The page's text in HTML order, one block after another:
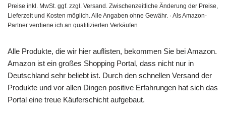
Preise inkl. MwSt. ggf. zzgl. Versand. Zwischenzeitliche Änderung der Preise,
Lieferzeit und Kosten möglich. Alle Angaben ohne Gewähr. · Als Amazon-
Partner verdiene ich an qualifizierten Verkäufen
Alle Produkte, die wir hier auflisten, bekommen Sie bei Amazon.
Amazon ist ein großes Shopping Portal, dass nicht nur in
Deutschland sehr beliebt ist. Durch den schnellen Versand der
Produkte und vor allen Dingen positive Erfahrungen hat sich das
Portal eine treue Käuferschicht aufgebaut.